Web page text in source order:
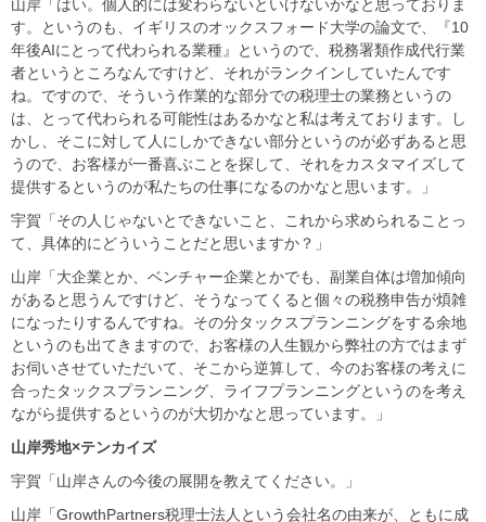
山岸「はい。個人的には変わらないといけないかなと思っておりま
す。というのも、イギリスのオックスフォード大学の論文で、『10
年後AIにとって代わられる業種』というので、税務署類作成代行業
者というところなんですけど、それがランクインしていたんです
ね。ですので、そういう作業的な部分での税理士の業務というの
は、とって代わられる可能性はあるかなと私は考えております。し
かし、そこに対して人にしかできない部分というのが必ずあると思
うので、お客様が一番喜ぶことを探して、それをカスタマイズして
提供するというのが私たちの仕事になるのかなと思います。」
宇賀「その人じゃないとできないこと、これから求められることっ
て、具体的にどういうことだと思いますか？」
山岸「大企業とか、ベンチャー企業とかでも、副業自体は増加傾向
があると思うんですけど、そうなってくると個々の税務申告が煩雑
になったりするんですね。その分タックスプランニングをする余地
というのも出てきますので、お客様の人生観から弊社の方ではまず
お伺いさせていただいて、そこから逆算して、今のお客様の考えに
合ったタックスプランニング、ライフプランニングというのを考え
ながら提供するというのが大切かなと思っています。」
山岸秀地×テンカイズ
宇賀「山岸さんの今後の展開を教えてください。」
山岸「GrowthPartners税理士法人という会社名の由来が、ともに成